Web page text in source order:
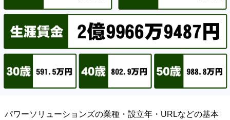
パワーソリューションズの業種・設立年・URLなどの基本